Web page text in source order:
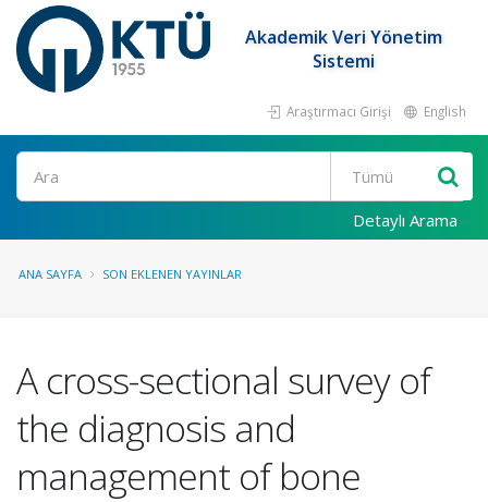
Akademik Veri Yönetim
Sistemi
Araştırmacı Girişi English
Ara
Detaylı Arama
ANA SAYFA SON EKLENEN YAYINLAR
A cross-sectional survey of
the diagnosis and
management of bone